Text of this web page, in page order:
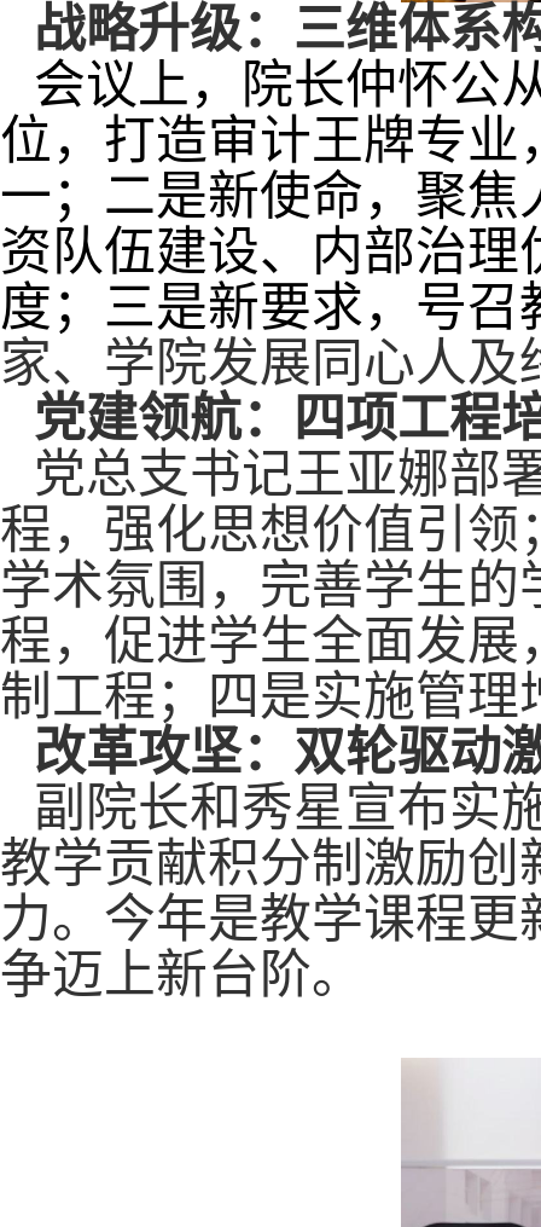
战略升级：三维体系
会议上，院长仲怀公
位 ，打造审计王牌专
一；二是‌新使命，聚焦
资队伍建设、内部治
度；三是‌新要求，号召
家、学院发展同心人
党建领航：四项工程
党总支书记王亚娜部
程，强化思想价值引
学术氛围，完善学生
程，促进学生全面发展
制工程；四是实施管
改革攻坚：双轮驱动
副院长和秀星宣布实
教学贡献积分制激励
力。今年是教学课程
争迈上新台阶。